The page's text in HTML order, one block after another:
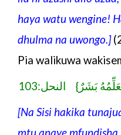
haya watu wengine!
dhulma na uwongo.]
Pia walikuwa
[Na Sisi hakika